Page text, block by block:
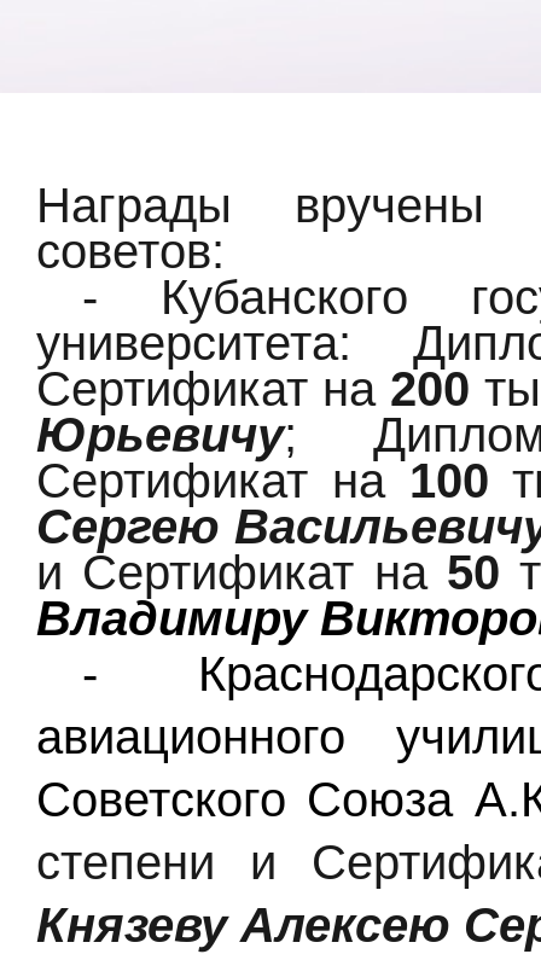
Награды вручены
советов:
- Кубанского
университета:
Сертификат на 200
Юрьевичу;
Сертификат на 100
Сергею
и Сертификат на 50
Владимиру
-
авиационного
Советского Союза
степени и
Князеву Алексею